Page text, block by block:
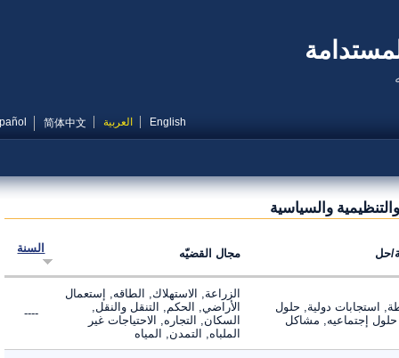
English العربية 简体中文
Español
والسياسية
مجال القضيّه السنة
استجابات دولية, حلول
إجتماعيه, مشاكل
الزراعة, الاستهلاك, الطاقه, إستعمال
الأراضي, الحكم, التنقل والنقل,
السكان, التجاره, الاحتياجات غير
الملباه, التمدن, المياه
----